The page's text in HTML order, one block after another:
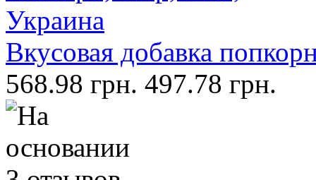
Вкусовая добавка
568.98 грн. 497.78 грн.